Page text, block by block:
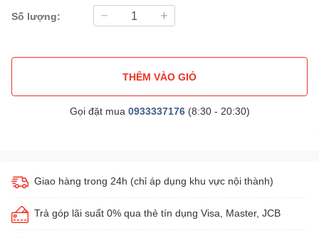
Số lượng:
THÊM VÀO GIỎ
Gọi đặt mua 0933337176(8:30 - 20:30)
Giao hàng trong 24h (chỉ áp dụng khu vực nội thành)
Trả góp lãi suất 0% qua thẻ tín dụng Visa, Master, JCB